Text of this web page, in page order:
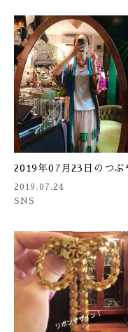
2019年07月23日のつぶ
2019.07.24
SNS